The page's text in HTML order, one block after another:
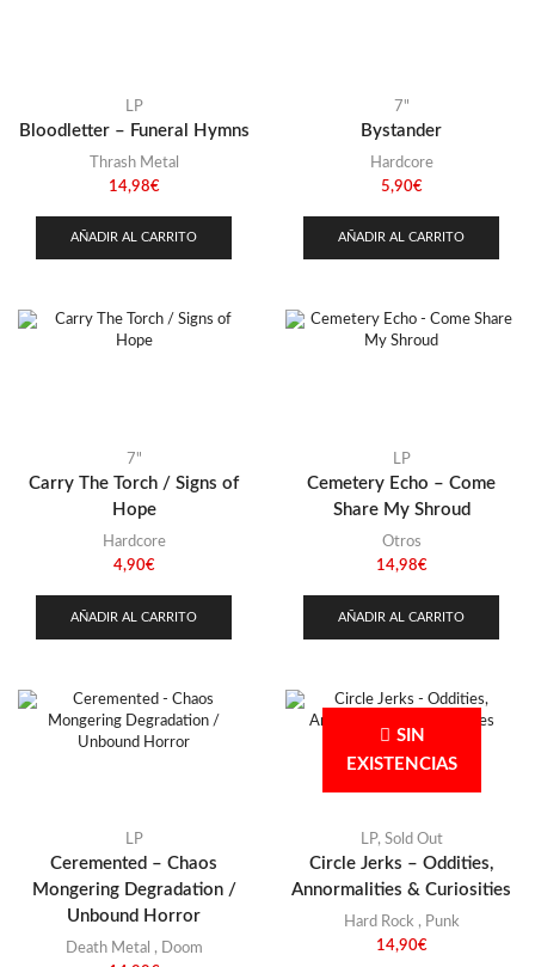
LP
Bloodletter – Funeral Hymns
Thrash Metal
14,98€
AÑADIR AL CARRITO
7"
Bystander
Hardcore
5,90€
AÑADIR AL CARRITO
7"
Carry The Torch / Signs of
Hope
Hardcore
4,90€
AÑADIR AL CARRITO
LP
Cemetery Echo – Come
Share My Shroud
Otros
14,98€
AÑADIR AL CARRITO
LP
Ceremented – Chaos
Mongering Degradation /
Unbound Horror
Death Metal , Doom
SIN
EXISTENCIAS
LP, Sold Out
Circle Jerks – Oddities,
Annormalities & Curiosities
Hard Rock , Punk
14,90€